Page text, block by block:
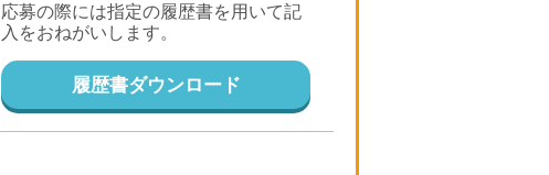
応募の際には指定の履歴書を用いて記
入をおねがいします。
履歴書ダウンロード